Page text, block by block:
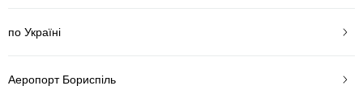
по Україні
Аеропорт Бориспіль